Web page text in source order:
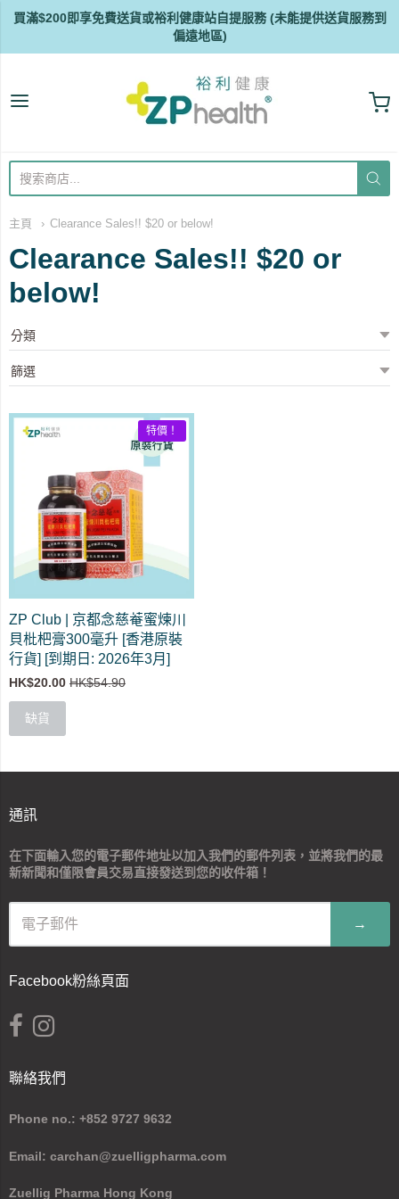
買滿$200即享免費送貨或裕利健康站自提服務 (未能提供送貨服務到
偏遠地區)
ZP Health
主頁 Clearance Sales!! $20 or below!
Clearance Sales!! $20 or
below!
ZP Club | 京都念慈菴蜜煉川
貝枇杷膏300毫升 [香港原裝
行貨] [到期日: 2026年3月]
特價！
HK$20.00 HK$54.90
缺貨
通訊
在下面輸入您的電子郵件地址以加入我們的郵件列表，並將我們的最
新新聞和僅限會員交易直接發送到您的收件箱！
→
Facebook粉絲頁面
聯絡我們
Phone no.: +852 9727 9632
Email: carchan@zuelligpharma.com
Zuellig Pharma Hong Kong